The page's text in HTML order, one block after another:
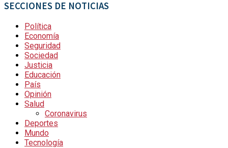
SECCIONES DE NOTICIAS
Política
Economía
Seguridad
Sociedad
Justicia
Educación
País
Opinión
Salud
Coronavirus
Deportes
Mundo
Tecnología